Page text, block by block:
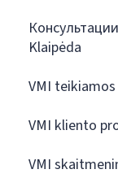
Klaipėda
VMI
VMI kliento
VMI